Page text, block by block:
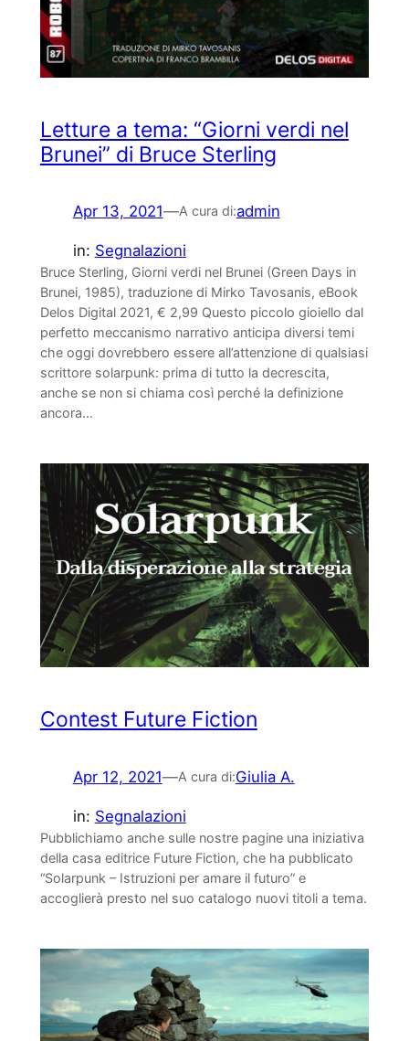
Letture a tema: “Giorni verdi nel
Brunei” di Bruce Sterling
Apr 13, 2021—A cura di:admin
in: Segnalazioni
Bruce Sterling, Giorni verdi nel Brunei (Green Days in
Brunei, 1985), traduzione di Mirko Tavosanis, eBook
Delos Digital 2021, € 2,99 Questo piccolo gioiello dal
perfetto meccanismo narrativo anticipa diversi temi
che oggi dovrebbero essere all’attenzione di qualsiasi
scrittore solarpunk: prima di tutto la decrescita,
anche se non si chiama così perché la definizione
ancora…
Contest Future Fiction
Apr 12, 2021—A cura di:Giulia A.
in: Segnalazioni
Pubblichiamo anche sulle nostre pagine una iniziativa
della casa editrice Future Fiction, che ha pubblicato
“Solarpunk – Istruzioni per amare il futuro” e
accoglierà presto nel suo catalogo nuovi titoli a tema.